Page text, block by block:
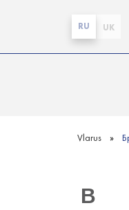
UK
RU
Vlarus
B